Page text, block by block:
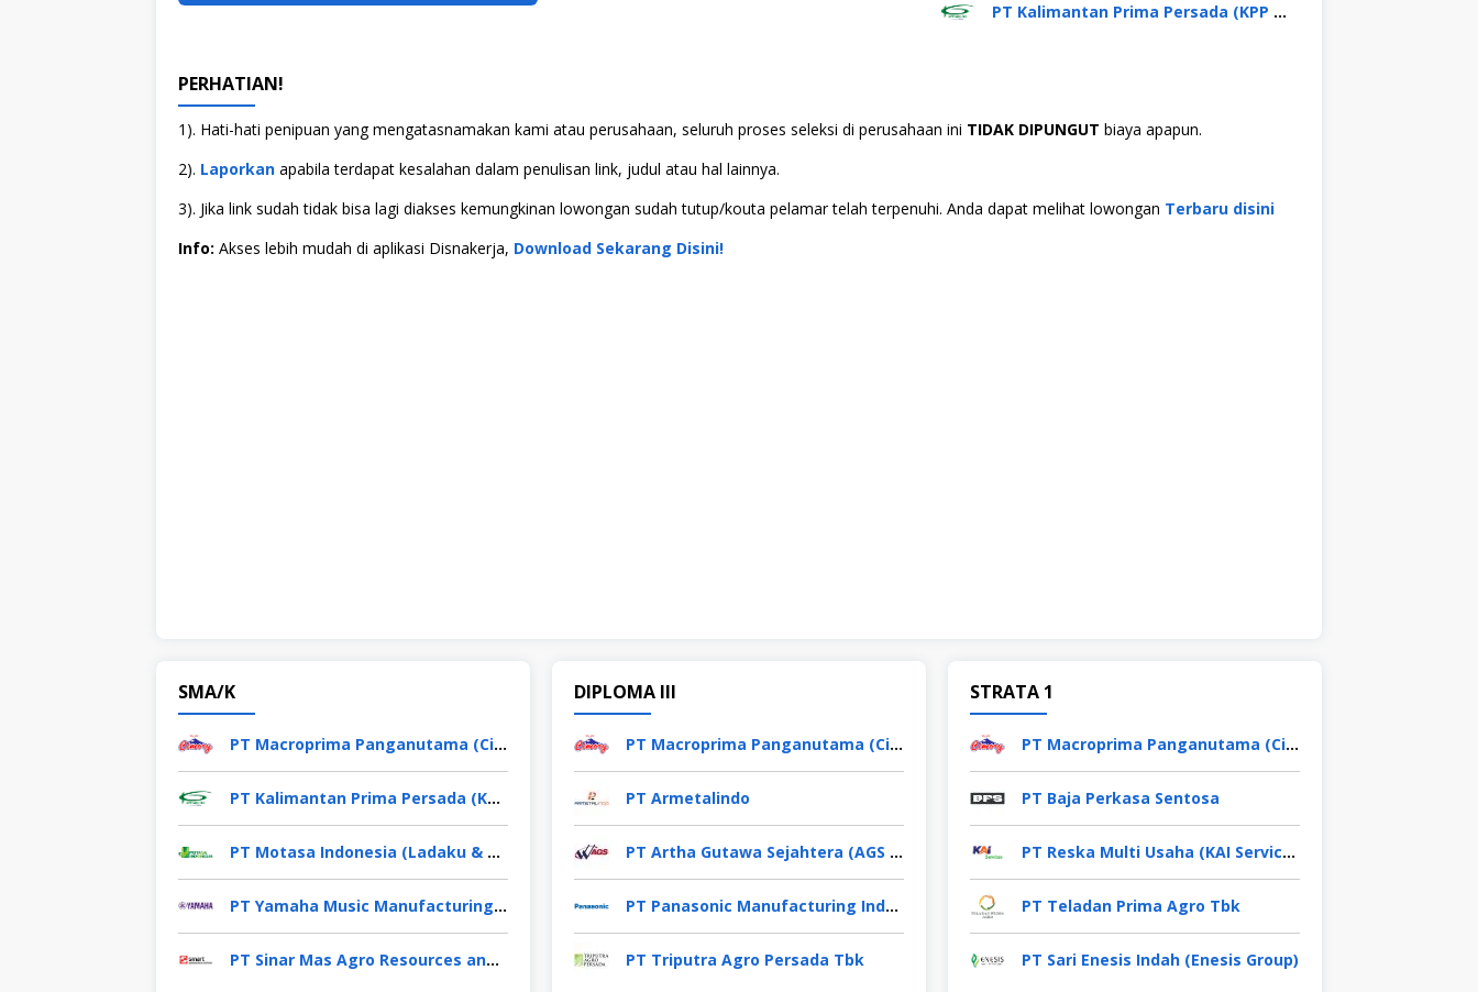
PT Kalimantan Prima Persada (KPP Mining)
PERHATIAN!
1). Hati-hati penipuan yang mengatasnamakan kami atau perusahaan, seluruh proses seleksi di perusahaan ini TIDAK DIPUNGUT biaya apapun.
2). Laporkan apabila terdapat kesalahan dalam penulisan link, judul atau hal lainnya.
3). Jika link sudah tidak bisa lagi diakses kemungkinan lowongan sudah tutup/kouta pelamar telah terpenuhi. Anda dapat melihat lowongan Terbaru disini
Info: Akses lebih mudah di aplikasi Disnakerja, Download Sekarang Disini!
SMA/K
PT Macroprima Panganutama (Cimory Group)
PT Kalimantan Prima Persada (KPP Mining)
PT Motasa Indonesia (Ladaku & Desaku)
PT Yamaha Music Manufacturing Indonesia
PT Sinar Mas Agro Resources and Technology Tbk
DIPLOMA III
PT Macroprima Panganutama (Cimory Group)
PT Armetalindo
PT Artha Gutawa Sejahtera (AGS Waskita)
PT Panasonic Manufacturing Indonesia
PT Triputra Agro Persada Tbk
STRATA 1
PT Macroprima Panganutama (Cimory Group)
PT Baja Perkasa Sentosa
PT Reska Multi Usaha (KAI Services)
PT Teladan Prima Agro Tbk
PT Sari Enesis Indah (Enesis Group)